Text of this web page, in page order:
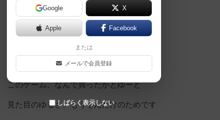
カッパの皿に水を垂らして
こぼれないようにふるまうゲーム
友人たちと5人でプレイしました。
このゲーム、なんで買ったかとゆーと
見た目のゆるさ、もうそんだけのためです
Google X
Apple Facebook
または
メールで会員登録
しばらく表示しない